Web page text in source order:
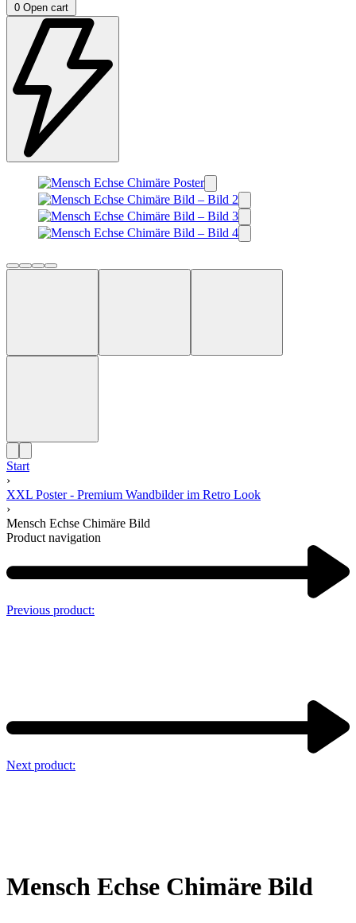
0 Open cart
Start
›
XXL Poster - Premium Wandbilder im Retro Look
›
Mensch Echse Chimäre Bild
Product navigation
Previous product:
Next product:
Mensch Echse Chimäre Bild